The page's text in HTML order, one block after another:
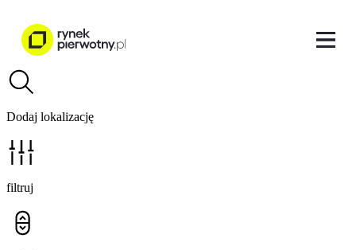
Dodaj lokalizację
filtruj